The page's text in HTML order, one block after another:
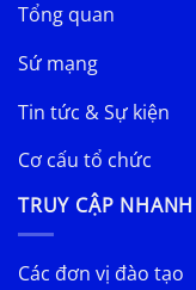
Tổng quan
Sứ mạng
Tin tức & Sự kiện
Cơ cấu tổ chức
TRUY CẬP NHANH
Các đơn vị đào tạo